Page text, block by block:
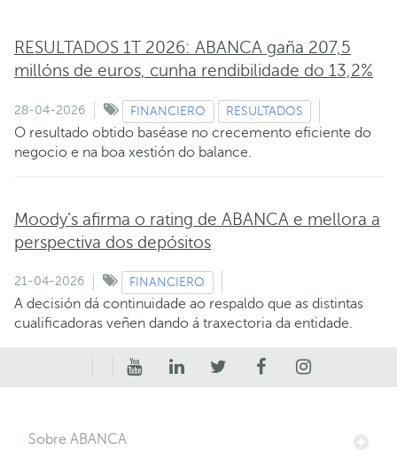
RESULTADOS 1T 2026: ABANCA gaña 207,5
millóns de euros, cunha rendibilidade do 13,2%
28-04-2026 FINANCIERO RESULTADOS
O resultado obtido baséase no crecemento eficiente do
negocio e na boa xestión do balance.
Moody’s afirma o rating de ABANCA e mellora a
perspectiva dos depósitos
21-04-2026 FINANCIERO
A decisión dá continuidade ao respaldo que as distintas
cualificadoras veñen dando á traxectoria da entidade.
Sobre ABANCA